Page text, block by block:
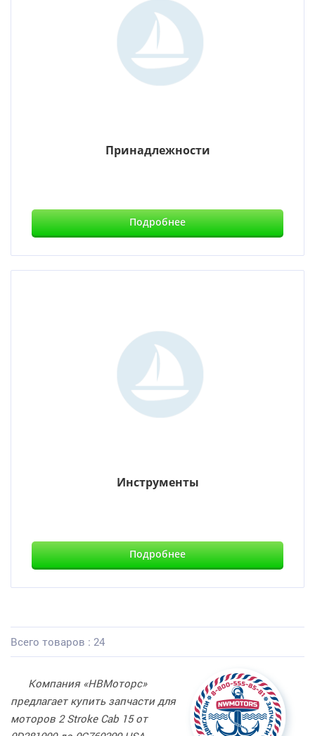
Принадлежности
Подробнее
Инструменты
Подробнее
Всего товаров : 24
Компания «НВМоторс»
предлагает купить запчасти для
моторов 2 Stroke Cab 15 от